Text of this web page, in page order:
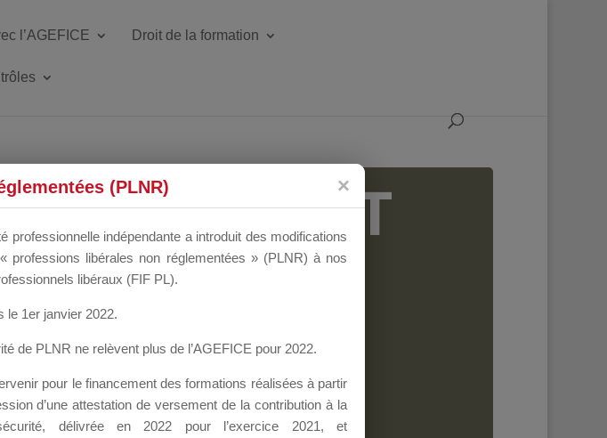
l’AGEFICE Droit de la formation
DIRIGEANT
à Propositions Mallette du Dirigeant.
(PLNR)
professionnelle indépendante a introduit des modifications
professions libérales non réglementées » (PLNR) à nos
libéraux (FIF PL).
le 1er janvier 2022.
de PLNR ne relèvent plus de l’AGEFICE pour 2022.
pour le financement des formations réalisées à partir
d’une attestation de versement de la contribution à la
délivrée en 2022 pour l’exercice 2021, et